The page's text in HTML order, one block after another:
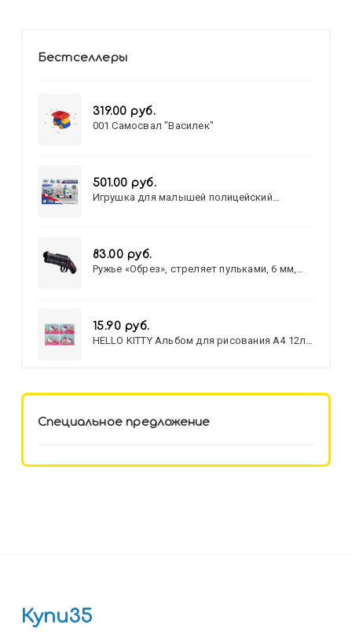
Бестселлеры
319.00 руб.
001 Самосвал "Василек"
501.00 руб.
Игрушка для малышей полицейский
83.00 руб.
Ружье «Обрез», стреляет пульками, 6 мм,
15.90 руб.
HELLO KITTY Альбом для рисования А4 12л.
Специальное предложение
Купи35